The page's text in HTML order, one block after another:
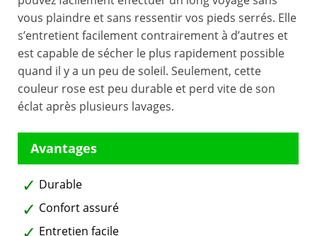
vous plaindre et sans ressentir vos pieds serrés. Elle
s’entretient facilement contrairement à d’autres et
est capable de sécher le plus rapidement possible
quand il y a un peu de soleil. Seulement, cette
couleur rose est peu durable et perd vite de son
éclat après plusieurs lavages.
Durable
Confort assuré
Entretien facile